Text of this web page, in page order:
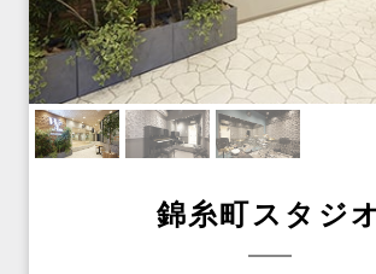
錦糸町スタジ